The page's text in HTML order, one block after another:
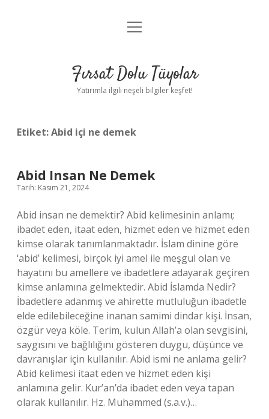
Gizlilik Politikası
Yasal Uyarı
menüyü
Fırsat Dolu Tüyolar
Yatırımla ilgili neşeli bilgiler keşfet!
Etiket:Abid içi ne demek
Abid Insan Ne Demek
Tarih: Kasım 21, 2024
Abid insan ne demektir? Abid kelimesinin anlamı;
ibadet eden, itaat eden, hizmet eden ve hizmet eden
kimse olarak tanımlanmaktadır. İslam dinine göre
‘abid’ kelimesi, birçok iyi amel ile meşgul olan ve
hayatını bu amellere ve ibadetlere adayarak geçiren
kimse anlamına gelmektedir. Abid İslamda Nedir?
İbadetlere adanmış ve ahirette mutluluğun ibadetle
elde edilebileceğine inanan samimi dindar kişi. İnsan,
özgür veya köle. Terim, kulun Allah’a olan sevgisini,
saygısını ve bağlılığını gösteren duygu, düşünce ve
davranışlar için kullanılır. Abid ismi ne anlama gelir?
Abid kelimesi itaat eden ve hizmet eden kişi
anlamına gelir. Kur’an’da ibadet eden veya tapan
olarak kullanılır. Hz. Muhammed (s.a.v.)…